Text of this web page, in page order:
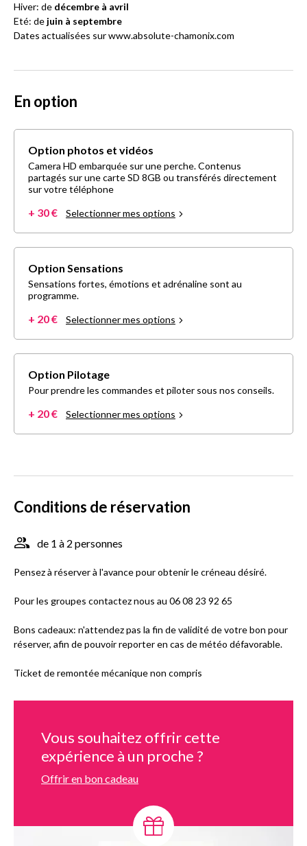
Hiver: de décembre à avril
Eté: de juin à septembre
Dates actualisées sur www.absolute-chamonix.com
En option
Option photos et vidéos
Camera HD embarquée sur une perche. Contenus
partagés sur une carte SD 8GB ou transférés directement
sur votre téléphone
+ 30 € Selectionner mes options
Option Sensations
Sensations fortes, émotions et adrénaline sont au
programme.
+ 20 € Selectionner mes options
Option Pilotage
Pour prendre les commandes et piloter sous nos conseils.
+ 20 € Selectionner mes options
Conditions de réservation
de 1 à 2 personnes
Pensez à réserver à l'avance pour obtenir le créneau désiré.
Pour les groupes contactez nous au 06 08 23 92 65
Bons cadeaux: n'attendez pas la fin de validité de votre bon pour
réserver, afin de pouvoir reporter en cas de météo défavorable.
Ticket de remontée mécanique non compris
Vous souhaitez offrir cette
expérience à un proche ?
Offrir en bon cadeau